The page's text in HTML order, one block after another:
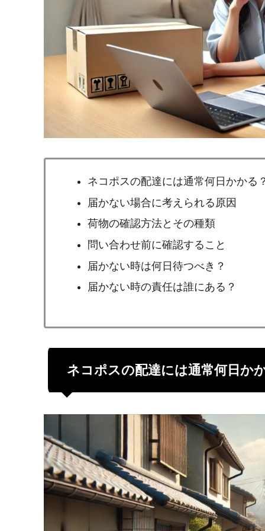
ネコポスの配達には通常何日かかる
届かない場合に考えられる原因
荷物の確認方法とその種類
問い合わせ前に確認すること
届かない時は何日待つべき？
届かない時の責任は誰にある？
ネコポスの配達には通常何日か